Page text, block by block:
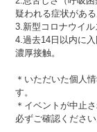
疑われる症状がある
3.新型コロナウイル
4.過去14日以内に
濃厚接触。
＊いただいた個人
す。
＊イベントが中止
必ずご確認ください